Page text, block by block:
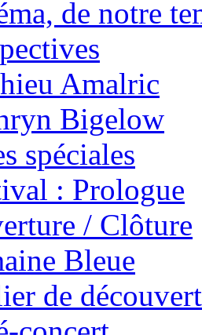
de notre
Amalric
Bigelow
spéciales
: Prologue
/ Clôture
Bleue
de